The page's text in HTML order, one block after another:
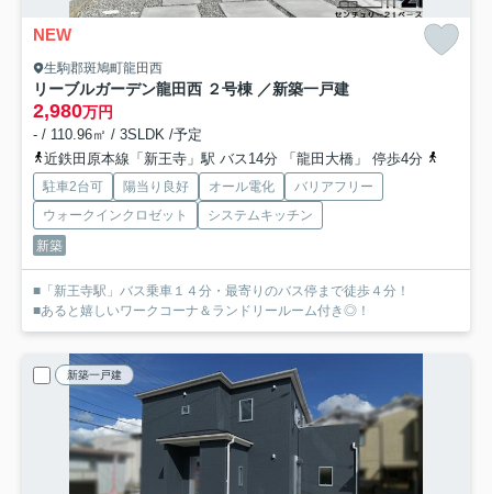
NEW
生駒郡斑鳩町龍田西
リーブルガーデン龍田西 ２号棟 ／新築一戸建
2,980万円
- / 110.96㎡ / 3SLDK /予定
近鉄田原本線「新王寺」駅 バス14分 「龍田大橋」 停歩4分
駐車2台可 陽当り良好 オール電化
バリアフリー
ウォークインクロゼット
システムキッチン
新築
■「新王寺駅」バス乗車１４分・最寄りのバス停まで徒歩４分！
■あると嬉しいワークコーナ＆ランドリールーム付き◎！
新築一戸建